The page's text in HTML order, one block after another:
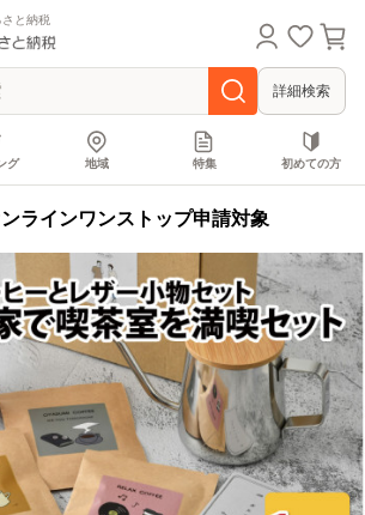
さと納税
詳細検索
グ 地域 特集 初めての方
ラインワンストップ申請対象